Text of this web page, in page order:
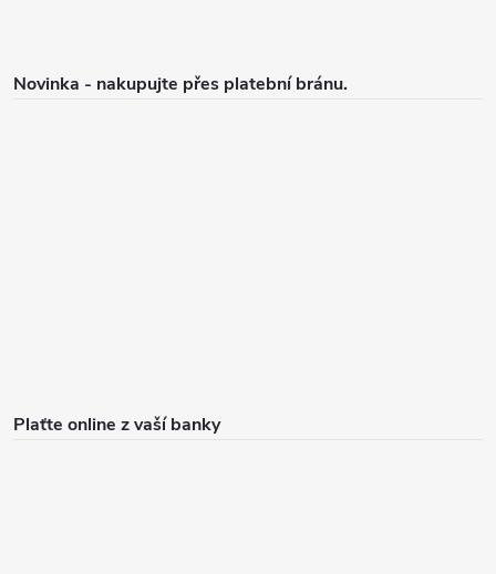
Novinka - nakupujte přes platební bránu.
Plaťte online z vaší banky